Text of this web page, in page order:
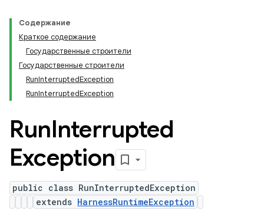
Содержание
Краткое содержание
Государственные строители
Государственные строители
RunInterruptedException
RunInterruptedException
RunInterrupted
Exception
public class RunInterruptedException
extends HarnessRuntimeException